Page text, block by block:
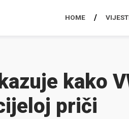
HOME
kako
priči